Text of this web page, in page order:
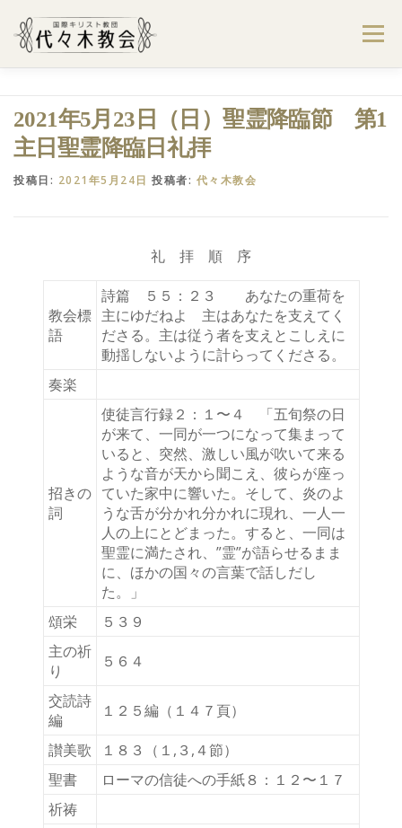
メニュー
2021年5月23日（日）聖霊降臨節 第1
主日聖霊降臨日礼拝
投稿日: 2021年5月24日 投稿者: 代々木教会
礼 拝 順 序
教会標
語
詩篇 ５５：２３ あなたの重荷を
主にゆだねよ 主はあなたを支えてく
ださる。主は従う者を支えとこしえに
動揺しないように計らってくださる。
奏楽
招きの
詞
使徒言行録２：１〜４ 「五旬祭の日
が来て、一同が一つになって集まって
いると、突然、激しい風が吹いて来る
ような音が天から聞こえ、彼らが座っ
ていた家中に響いた。そして、炎のよ
うな舌が分かれ分かれに現れ、一人一
人の上にとどまった。すると、一同は
聖霊に満たされ、”霊”が語らせるまま
に、ほかの国々の言葉で話しだし
た。」
し
タ
で
く)
頌栄
５３９
主の祈
り
５６４
交読詩
編
１２５編（１４７頁）
讃美歌
１８３（１,３,４節）
聖書
ローマの信徒への手紙８：１２〜１７
祈祷